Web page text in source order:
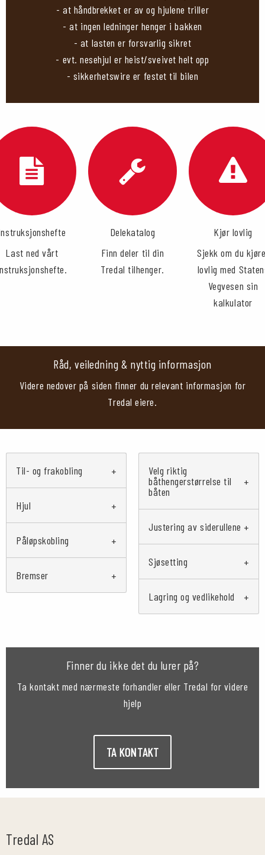
- at håndbrekket er av og hjulene triller
- at ingen ledninger henger i bakken
- at lasten er forsvarlig sikret
- evt. nesehjul er heist/sveivet helt opp
- sikkerhetswire er festet til bilen
Last ned vårt
Delekatalog
Finn deler til din
Tredal tilhenger.
Kjør lovlig
Sjekk om du
lovlig med
Vegvesen sin
kalkulator
Råd, veiledning & nyttig informasjon
Videre nedover på siden finner du relevant informasjon for
Tredal eiere.
Til- og frakobling
Hjul
Påløpskobling
Bremser
Velg riktig
båthengerstørrelse til
båten
Justering av siderullene
Sjøsetting
Lagring og vedlikehold
Finner du ikke det du lurer på?
Ta kontakt med nærmeste forhandler eller Tredal for videre
hjelp
TA KONTAKT
Tredal AS